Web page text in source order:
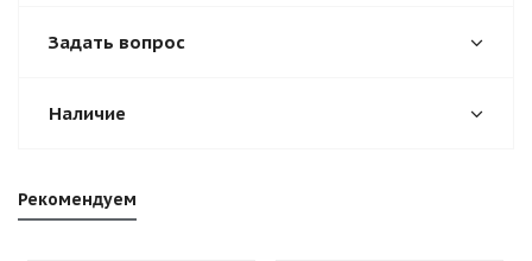
Задать вопрос
Наличие
Рекомендуем